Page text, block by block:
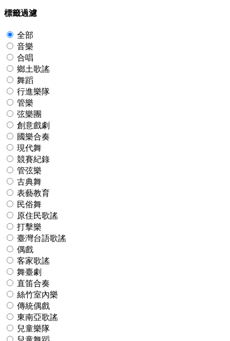
標籤過濾
全部
音樂
合唱
鄉土歌謠
舞蹈
行進樂隊
管樂
弦樂團
創意戲劇
國樂合奏
現代舞
競賽紀錄
管弦樂
古典舞
表藝教育
民俗舞
原住民歌謠
打擊樂
臺灣台語歌謠
偶戲
客家歌謠
舞臺劇
直笛合奏
絲竹室內樂
傳統偶戲
東南亞歌謠
兒童樂隊